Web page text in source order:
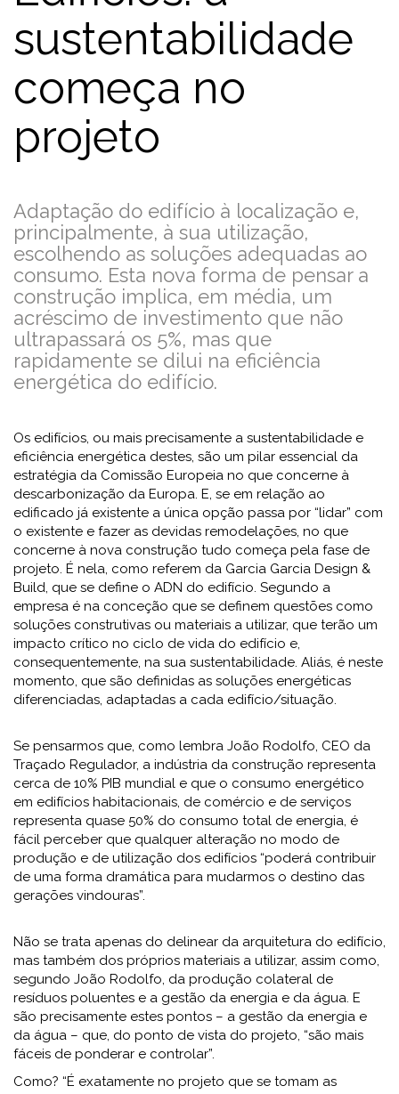
sustentabilidade
começa no
projeto
Adaptação do edifício à localização e,
principalmente, à sua utilização,
escolhendo as soluções adequadas ao
consumo. Esta nova forma de pensar a
construção implica, em média, um
acréscimo de investimento que não
ultrapassará os 5%, mas que
rapidamente se dilui na eficiência
energética do edifício.
Os edifícios, ou mais precisamente a sustentabilidade e
eficiência energética destes, são um pilar essencial da
estratégia da Comissão Europeia no que concerne à
descarbonização da Europa. E, se em relação ao
edificado já existente a única opção passa por “lidar” com
o existente e fazer as devidas remodelações, no que
concerne à nova construção tudo começa pela fase de
projeto. É nela, como referem da Garcia Garcia Design &
Build, que se define o ADN do edifício. Segundo a
empresa é na conceção que se definem questões como
soluções construtivas ou materiais a utilizar, que terão um
impacto crítico no ciclo de vida do edifício e,
consequentemente, na sua sustentabilidade. Aliás, é neste
momento, que são definidas as soluções energéticas
diferenciadas, adaptadas a cada edifício/situação.
Se pensarmos que, como lembra João Rodolfo, CEO da
Traçado Regulador, a indústria da construção representa
cerca de 10% PIB mundial e que o consumo energético
em edifícios habitacionais, de comércio e de serviços
representa quase 50% do consumo total de energia, é
fácil perceber que qualquer alteração no modo de
produção e de utilização dos edifícios “poderá contribuir
de uma forma dramática para mudarmos o destino das
gerações vindouras”.
Não se trata apenas do delinear da arquitetura do edifício,
mas também dos próprios materiais a utilizar, assim como,
segundo João Rodolfo, da produção colateral de
resíduos poluentes e a gestão da energia e da água. E
são precisamente estes pontos – a gestão da energia e
da água – que, do ponto de vista do projeto, “são mais
fáceis de ponderar e controlar”.
Como? “É exatamente no projeto que se tomam as